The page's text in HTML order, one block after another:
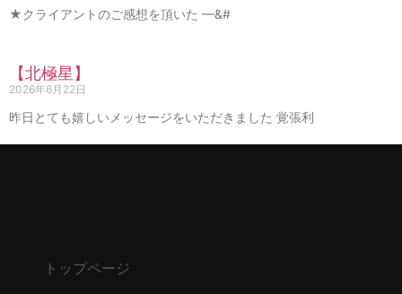
★クライアントのご感想を頂いた —&#
【北極星】
2026年6月22日
昨日とても嬉しいメッセージをいただきました 覚張利
トップページ